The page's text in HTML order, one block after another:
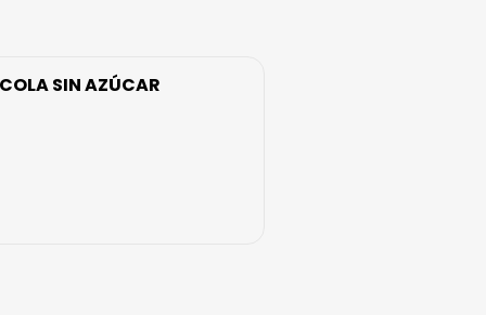
SIN AZÚCAR